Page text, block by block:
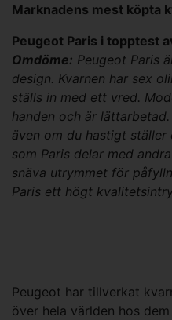
Marknadens mest köpta
Peugeot Paris i topptest
Omdöme: Peugeot Paris
design. Kvarnen har sex
ställs in med ett vred.
handen och är
även om du hastigt
som Paris delar med
snäva utrymmet för
Paris ett högt
Peugeot har tillverkat
över hela världen hos